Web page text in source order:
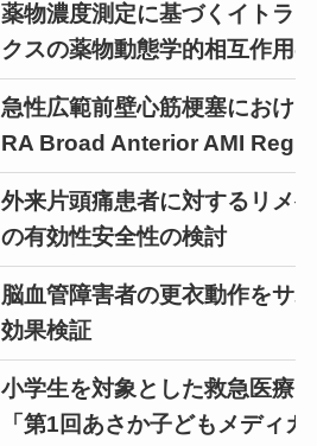
薬物濃度測定に基づくイトラ
クスの薬物動態学的相互作用
急性広範前壁心筋梗塞におけ
RA Broad Anterior AMI
外来片頭痛患者に対するリメ
の有効性安全性の検討
脳血管障害者の更衣動作をサ
効果検証
小学生を対象とした救急医療
「第1回あさか子どもメディ